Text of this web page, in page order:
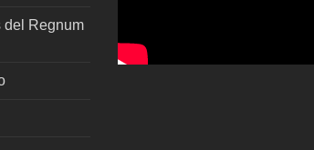
del Regnum